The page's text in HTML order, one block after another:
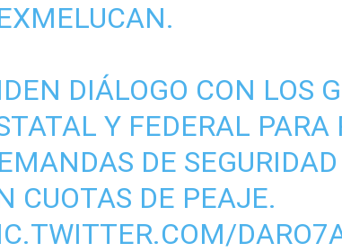
DIÁLOGO CON LOS
Y FEDERAL PARA
DE
CUOTAS DE PEAJE.